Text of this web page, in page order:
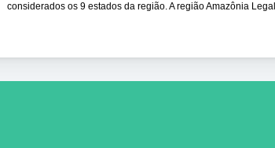
considerados os 9 estados da região. A região Amazônia